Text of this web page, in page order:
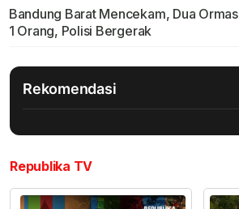
Bandung Barat Mencekam, Dua
1 Orang, Polisi Bergerak
Rekomendasi
Republika TV